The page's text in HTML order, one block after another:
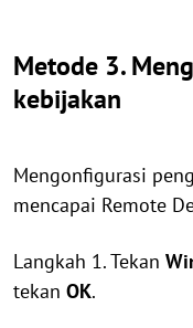
Metode 3.
kebijakan
Mengonfigurasi
mencapai Remote
Langkah 1. Tekan
tekan OK.